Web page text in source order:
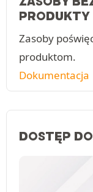
PRODUKTY
Zasoby
produktom.
Dokumentacja
DOSTĘP